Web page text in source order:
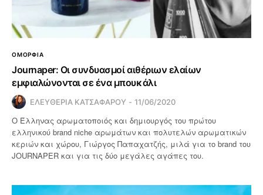
ΟΜΟΡΦΙΑ
Journaper: Οι συνδυασμοί αιθέριων ελαίων
εμφιαλώνονται σε ένα μπουκάλι
ΕΛΕΥΘΕΡΙΑ ΚΑΤΣΑΦΑΡΟΥ 11/06/2020
Ο Έλληνας αρωματοποιός και δημιουργός του πρώτου
ελληνικού brand niche αρωμάτων και πολυτελών αρωματικών
κεριών και χώρου, Γιώργος Παπαχατζής, μιλά για το brand του
JOURNAPER και για τις δύο μεγάλες αγάπες του.